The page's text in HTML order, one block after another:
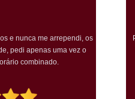
festa. Tudo ótimo. Muito
quentes. O bolo rosa
Agradou a todos.